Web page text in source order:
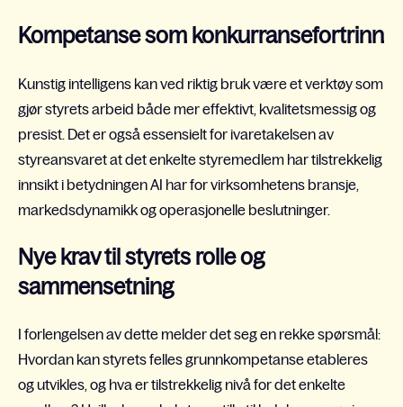
Kompetanse som konkurransefortrinn
Kunstig intelligens kan ved riktig bruk være et verktøy som
gjør styrets arbeid både mer effektivt, kvalitetsmessig og
presist. Det er også essensielt for ivaretakelsen av
styreansvaret at det enkelte styremedlem har tilstrekkelig
innsikt i betydningen AI har for virksomhetens bransje,
markedsdynamikk og operasjonelle beslutninger.
Nye krav til styrets rolle og
sammensetning
I forlengelsen av dette melder det seg en rekke spørsmål:
Hvordan kan styrets felles grunnkompetanse etableres
og utvikles, og hva er tilstrekkelig nivå for det enkelte